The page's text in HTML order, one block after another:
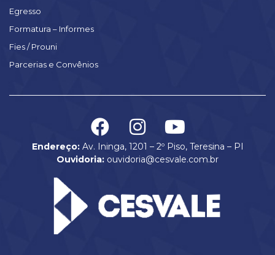
Egresso
Formatura – Informes
Fies / Prouni
Parcerias e Convênios
Endereço:Av. Ininga, 1201 – 2º Piso, Teresina – PI
Ouvidoria: ouvidoria@cesvale.com.br